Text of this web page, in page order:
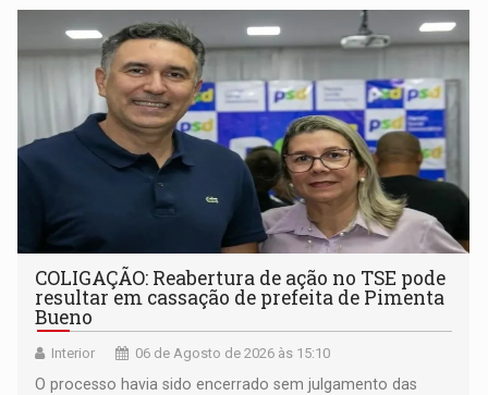
COLIGAÇÃO: Reabertura de ação no TSE pode
resultar em cassação de prefeita de Pimenta
Bueno
Interior 06 de Agosto de 2026 às 15:10
O processo havia sido encerrado sem julgamento das